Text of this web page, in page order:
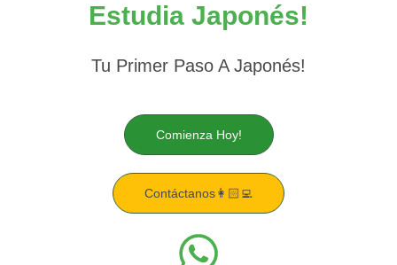
Estudia Japonés!
Tu Primer Paso A Japonés!
Comienza Hoy!
Contáctanos👩🏻‍💻